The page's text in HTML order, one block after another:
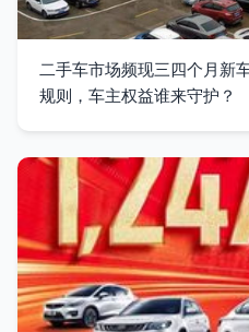
二手车市场频现三四个月新
规则，车主权益谁来守护？